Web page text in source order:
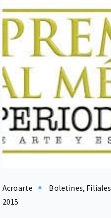
Acroarte Boletines, Filiales
2015